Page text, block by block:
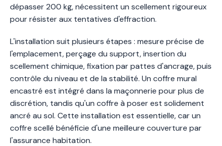
dépasser 200 kg, nécessitent un scellement rigoureux
pour résister aux tentatives d'effraction.
L'installation suit plusieurs étapes : mesure précise de
l'emplacement, perçage du support, insertion du
scellement chimique, fixation par pattes d'ancrage, puis
contrôle du niveau et de la stabilité. Un coffre mural
encastré est intégré dans la maçonnerie pour plus de
discrétion, tandis qu'un coffre à poser est solidement
ancré au sol. Cette installation est essentielle, car un
coffre scellé bénéficie d'une meilleure couverture par
l'assurance habitation.